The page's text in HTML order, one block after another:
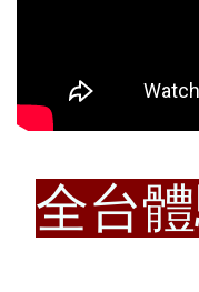
全台